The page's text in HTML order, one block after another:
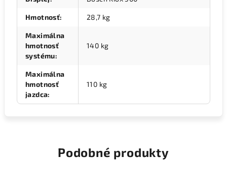
Hmotnosť: 28,7 kg
Maximálna
hmotnosť
systému:
140 kg
Maximálna
hmotnosť
jazdca:
110 kg
Podobné produkty